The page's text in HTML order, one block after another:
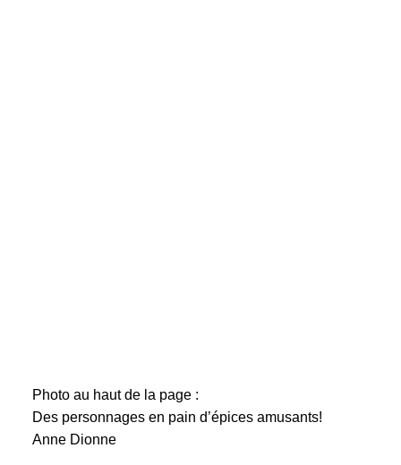
Photo au haut de la page :
Des personnages en pain d’épices amusants!
Anne Dionne